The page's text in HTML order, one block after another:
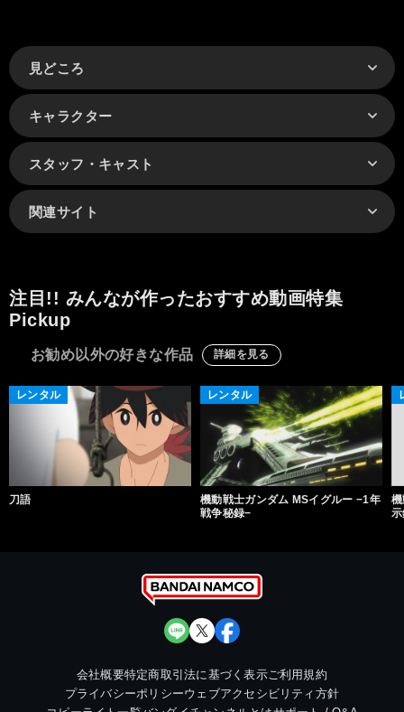
見どころ
キャラクター
スタッフ・キャスト
関連サイト
注目!! みんなが作ったおすすめ動画特集
Pickup
お勧め以外の好きな作品 詳細を見る
レンタル
刀語
レンタル
機動戦士ガンダム MSイグルー −1年
戦争秘録−
会社概要特定商取引法に基づく表示ご利用規約
プライバシーポリシーウェブアクセシビリティ方針